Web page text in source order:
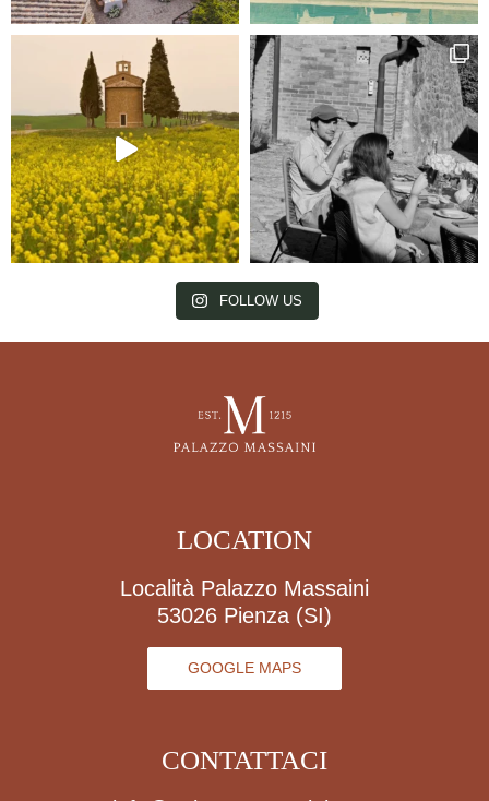
FOLLOW US
LOCATION
Località Palazzo Massaini
53026 Pienza (SI)
GOOGLE MAPS
CONTATTACI